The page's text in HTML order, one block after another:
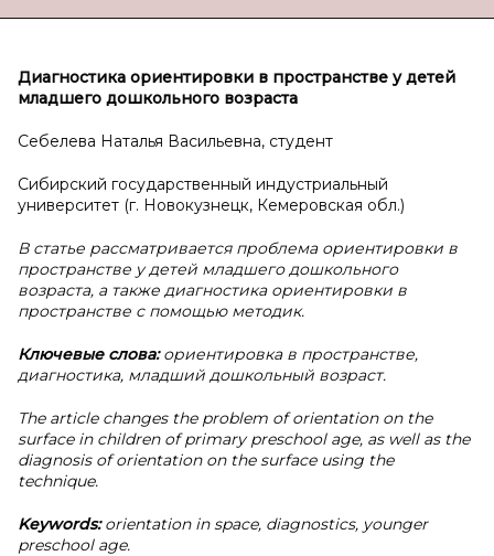
Диагностика ориентировки в пространстве удетей
младшего дошкольного возраста
Себелева Наталья Васильевна, студент
Сибирский государственный индустриальный
университет (г. Новокузнецк, Кемеровская обл.)
В статье рассматривается проблема ориентировки в
пространстве у детей младшего дошкольного
возраста, а также диагностика ориентировки в
пространстве с помощью методик.
Ключевые слова:ориентировка в пространстве,
диагностика, младший дошкольный возраст.
The article changes the problem of orientation on the
surface in children of primary preschool age, as well as the
diagnosis of orientation on the surface using the
technique.
Keywords:orientation in space, diagnostics, younger
preschool age.